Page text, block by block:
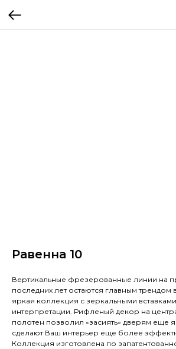
Равенна 10
Вертикальные фрезерованные линии на
последних лет остаются главным трендом
яркая коллекция с зеркальными
интерпретации. Рифленый декор на
полотен позволил «засиять» дверям еще
сделают Ваш интерьер еще более
Коллекция изготовлена по